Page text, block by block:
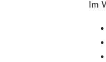
Im